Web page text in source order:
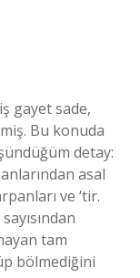
gayet sade,
Bu konuda
detay:
asal
ve ‘tir.
tam
bölmediğini